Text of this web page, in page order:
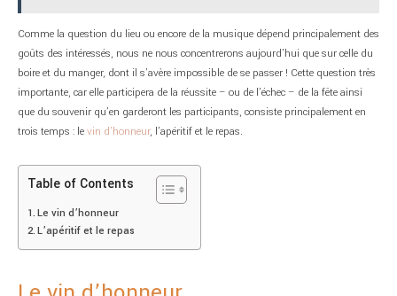
Comme la question du lieu ou encore de la musique dépend principalement des
goûts des intéressés, nous ne nous concentrerons aujourd’hui que sur celle du
boire et du manger, dont il s’avère impossible de se passer ! Cette question très
importante, car elle participera de la réussite – ou de l’échec – de la fête ainsi
que du souvenir qu’en garderont les participants, consiste principalement en
trois temps : levin d’honneur, l’apéritif et le repas.
Table of Contents
Le vin d’honneur
L’apéritif et le repas